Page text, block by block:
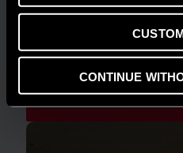
CONTINUE
PRODOTTI E SERVIZI
Ariston on Tour 2024
LEGGI